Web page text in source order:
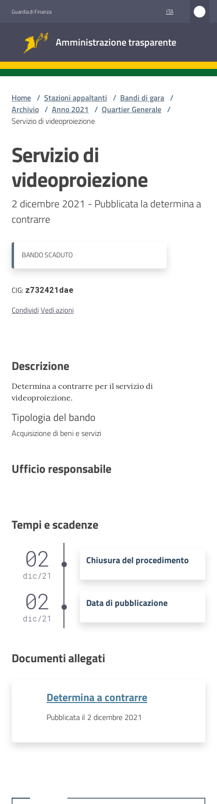
Guardia di Finanza ITA
Amministrazione trasparente
trasparente
Stazioni
appaltanti
Contatti
Home / Stazioni appaltanti / Bandi di gara /
Archivio / Anno 2021 / Quartier Generale /
Servizio di videoproiezione
Salta al contenuto
Servizio di
videoproiezione
2 dicembre 2021 - Pubblicata la determina a
contrarre
BANDOSCADUTO
CIG: z732421dae
CondividiVedi azioni
Descrizione
Determina a contrarre per il servizio di
videoproiezione.
Tipologia del bando
Acquisizione di beni e servizi
Ufficio responsabile
Tempi e scadenze
02
dic /21
Chiusura del procedimento
02
dic /21
Data di pubblicazione
Documenti allegati
Determina a contrarre
Pubblicata il 2 dicembre 2021